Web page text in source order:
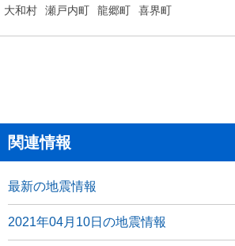
大和村 瀬戸内町 龍郷町 喜界町
関連情報
最新の地震情報
2021年04月10日の地震情報